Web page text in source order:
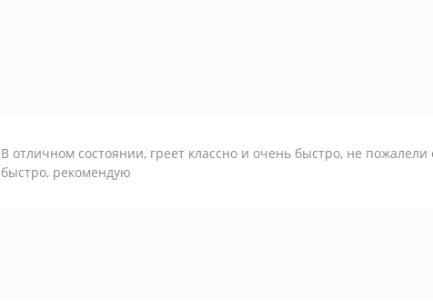
В отличном состоянии, греет классно и очень быстро, не
быстро, рекомендую